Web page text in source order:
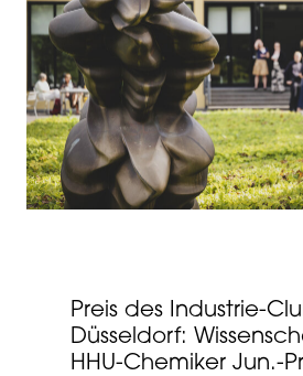
Preis des Industrie-
Düsseldorf:
HHU-Chemiker Jun.-